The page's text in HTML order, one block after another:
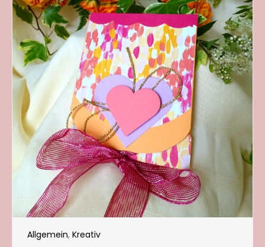
Allgemein, Kreativ